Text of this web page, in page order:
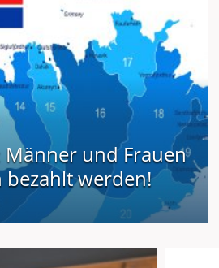
Männer und Frauen
bezahlt werden!